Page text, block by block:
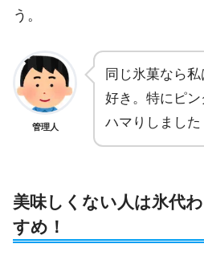
う。
管理人
同じ氷菓なら
好き。特にピ
ハマりしました
美味しくない人は氷代
すめ！